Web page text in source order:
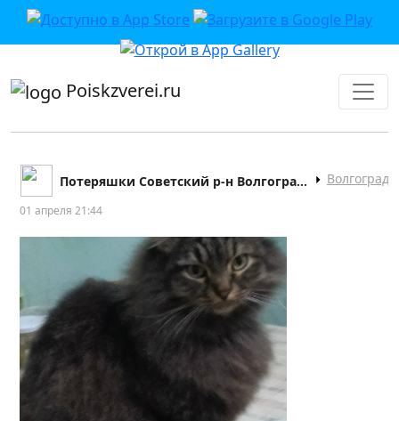
приложении или в VK">
Poiskzverei.ru
Потеряшки Советский р-н Волгограда Волгоград
01 апреля 21:44